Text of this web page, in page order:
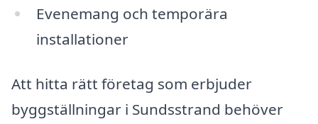
Evenemang och temporära
installationer
Att hitta rätt företag som erbjuder
byggställningar i Sundsstrand behöver